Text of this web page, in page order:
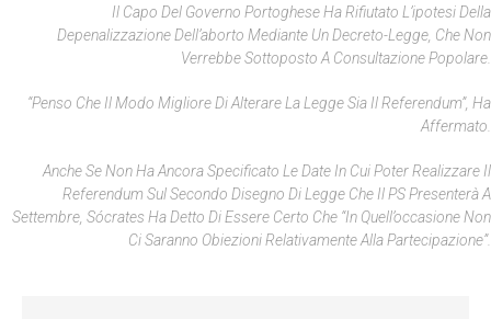
Il Capo Del Governo Portoghese Ha Rifiutato L’ipotesi Della
Depenalizzazione Dell’aborto Mediante Un Decreto-Legge, Che Non
Verrebbe Sottoposto A Consultazione Popolare.
“Penso Che Il Modo Migliore Di Alterare La Legge Sia Il Referendum”, Ha
Affermato.
Anche Se Non Ha Ancora Specificato Le Date In Cui Poter Realizzare Il
Referendum Sul Secondo Disegno Di Legge Che Il PS Presenterà A
Settembre, Sócrates Ha Detto Di Essere Certo Che “in Quell’occasione Non
Ci Saranno Obiezioni Relativamente Alla Partecipazione”.